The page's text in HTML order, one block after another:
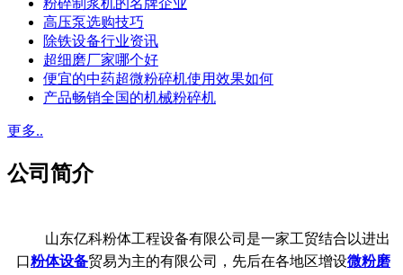
高压泵选购技巧
除铁设备行业资讯
超细磨厂家哪个好
便宜的中药超微粉碎机使用效果如何
产品畅销全国的机械粉碎机
更多..
公司简介
山东亿科粉体工程设备有限公司是一家工贸结合以进出
口粉体设备贸易为主的有限公司，先后在各地区增设微粉磨